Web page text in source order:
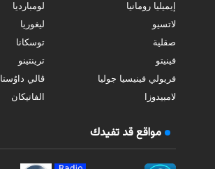
إيميليا رومانيا
لومبارديا
لاتسيو
ليغوريا
صقلية
توسكانا
فينيتو
ترينتينو
فريولي فينيسيا جوليا
ڤالي داوُستا
لامبيدوزا
الفاتيكان
مواقع قد تفيدك